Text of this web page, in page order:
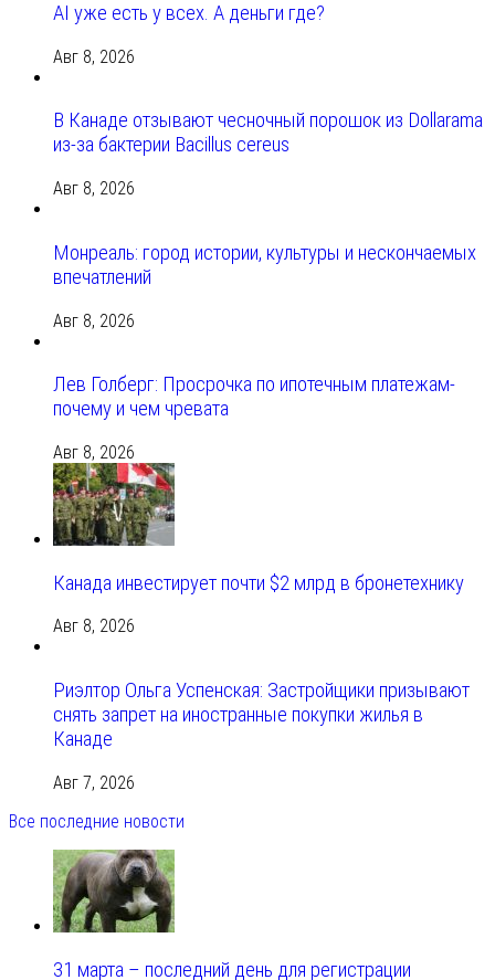
AI уже есть у всех. А деньги где?
Авг 8, 2026
В Канаде отзывают чесночный порошок из Dollarama
из-за бактерии Bacillus cereus
Авг 8, 2026
Монреаль: город истории, культуры и нескончаемых
впечатлений
Авг 8, 2026
Лев Голберг: Просрочка по ипотечным платежам-
почему и чем чревата
Авг 8, 2026
Канада инвестирует почти $2 млрд в бронетехнику
Авг 8, 2026
Риэлтор Ольга Успенская: Застройщики призывают
снять запрет на иностранные покупки жилья в
Канаде
Авг 7, 2026
Все последние новости
31 марта – последний день для регистрации